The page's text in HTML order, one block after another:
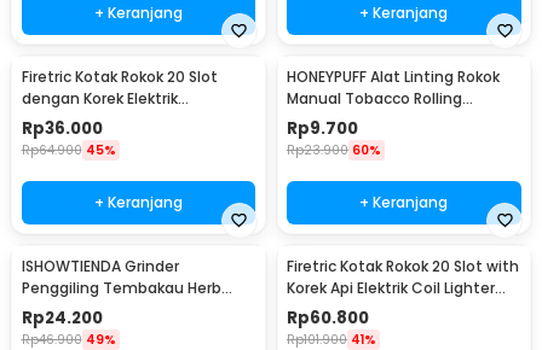
+ Keranjang + Keranjang
Firetric Kotak Rokok 20 Slot
dengan Korek Elektrik
Pyrotechnic - HD-KS-A6
Rp36.000
Rp64.900 45%
+ Keranjang
HONEYPUFF Alat Linting Rokok
Manual Tobacco Rolling
Machine 6-8x110mm - QQ001
Rp9.700
Rp23.900 60%
+ Keranjang
ISHOWTIENDA Grinder
Penggiling Tembakau Herb
Crusher Magnetic 3 Layer -
LST-24
Rp24.200
Rp46.900 49%
Firetric Kotak Rokok 20 Slot with
Korek Api Elektrik Coil Lighter
USB - JD-YH020
Rp60.800
Rp101.900 41%